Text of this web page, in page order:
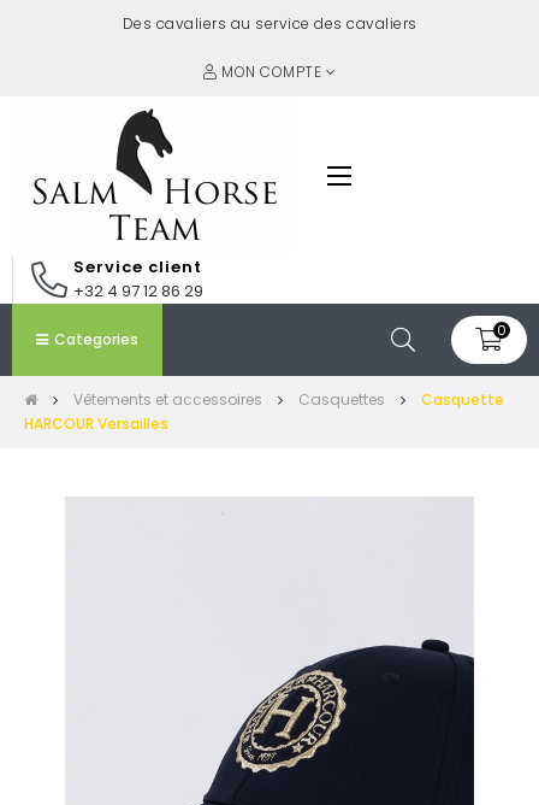
Des cavaliers au service des cavaliers
MON COMPTE
Basculer
☰
Service client
+32 4 97 12 86 29
Categories 0
Vêtements et accessoires Casquettes
Casquette
HARCOUR Versailles